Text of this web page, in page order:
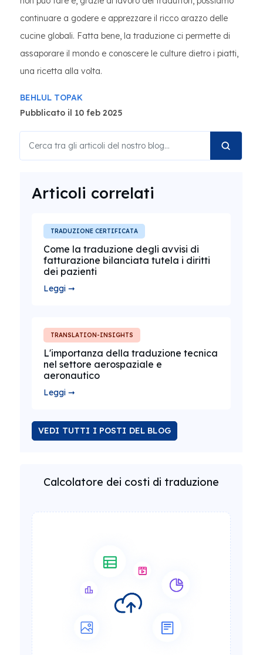
continuare a godere e apprezzare il ricco arazzo delle
cucine globali. Fatta bene, la traduzione ci permette di
assaporare il mondo e conoscere le culture dietro i piatti,
una ricetta alla volta.
BEHLUL TOPAK
Pubblicato il 10 feb 2025
Articoli correlati
TRADUZIONE CERTIFICATA
Come la traduzione degli avvisi di
fatturazione bilanciata tutela i diritti
dei pazienti
Leggi ➞
TRANSLATION-INSIGHTS
L'importanza della traduzione tecnica
nel settore aerospaziale e
aeronautico
Leggi ➞
VEDI TUTTI I POSTI DEL BLOG
Calcolatore dei costi di traduzione